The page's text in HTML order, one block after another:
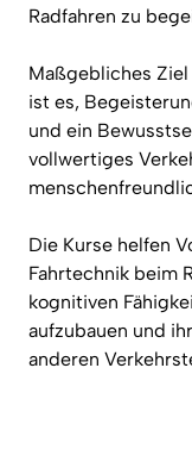
Radfahren zu
Maßgebliches
ist es,
und ein
vollwertiges
Die Kurse helfen
Fahrtechnik beim
kognitiven
aufzubauen und
anderen